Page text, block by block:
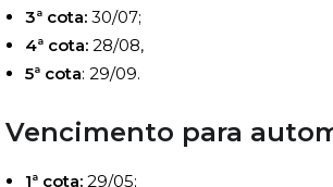
3ª cota: 30/07;
4ª cota: 28/08,
5ª cota: 29/09.
Vencimento para
1ª cota: 29/05;